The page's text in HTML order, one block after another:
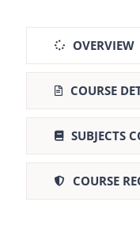
OVERVIEW
COURSE
SUBJECTS
COURSE